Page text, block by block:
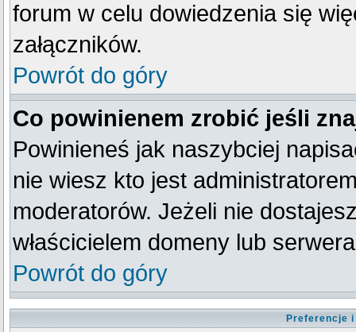
forum w celu dowiedzenia się
załączników.
Powrót do góry
Co powinienem zrobić jeśli
Powinieneś jak naszybciej
nie wiesz kto jest
moderatorów. Jeżeli nie
właścicielem domeny lub
Powrót do góry
Preferencje